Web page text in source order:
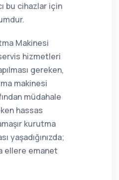
bu cihazlar için
Makinesi
hizmetleri
gereken,
makinesi
müdahale
hassas
kurutma
yaşadığınızda;
ellere emanet